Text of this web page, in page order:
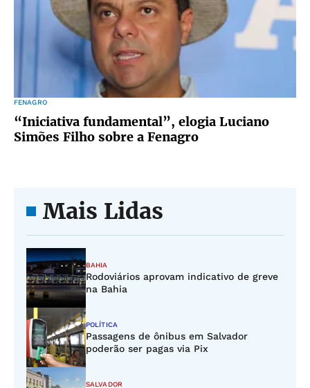
FENAGRO
“Iniciativa fundamental”, elogia Luciano
Simões Filho sobre a Fenagro
Mais Lidas
BAHIA
Rodoviários aprovam indicativo de greve
na Bahia
POLÍTICA
Passagens de ônibus em Salvador
poderão ser pagas via Pix
SALVADOR